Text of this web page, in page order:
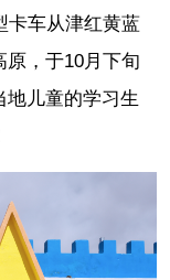
卡车从津红黄蓝
，于10月下旬
地儿童的学习生